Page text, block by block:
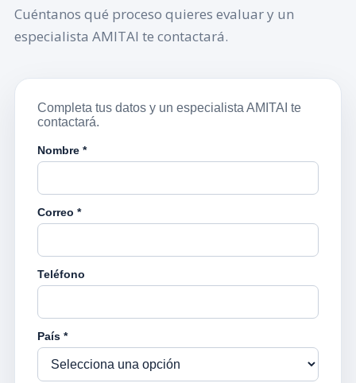
Cuéntanos qué proceso quieres evaluar y un
especialista AMITAI te contactará.